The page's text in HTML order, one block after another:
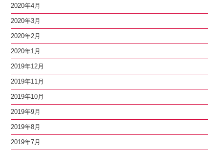
2020年4月
2020年3月
2020年2月
2020年1月
2019年12月
2019年11月
2019年10月
2019年9月
2019年8月
2019年7月